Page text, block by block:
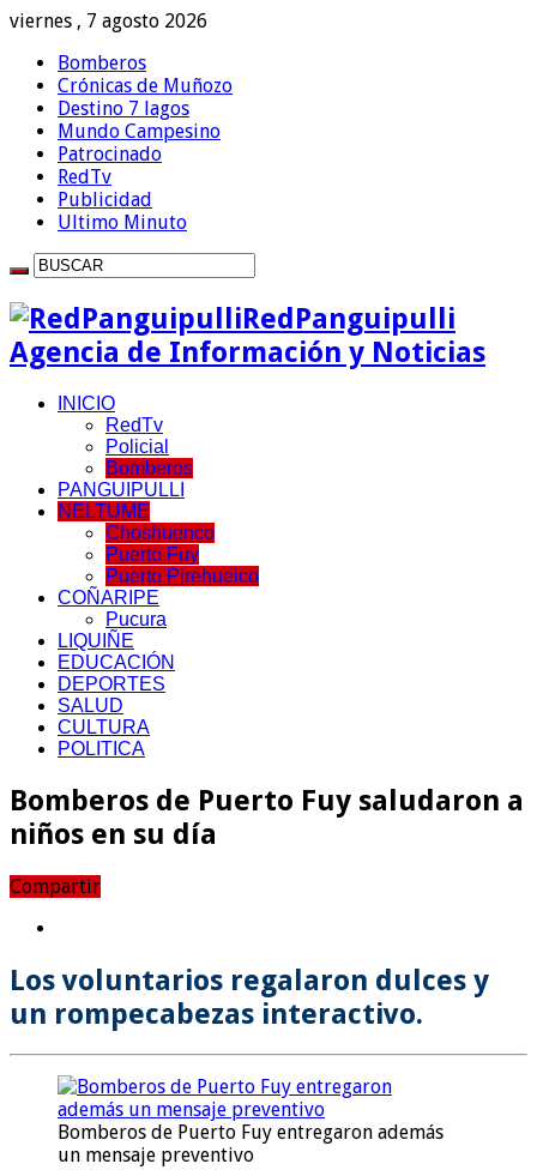
viernes , 7 agosto 2026
Bomberos
Crónicas de Muñozo
Destino 7 lagos
Mundo Campesino
Patrocinado
RedTv
Publicidad
Ultimo Minuto
RedPanguipulli
Agencia de Información y Noticias
INICIO
RedTv
Policial
Bomberos
PANGUIPULLI
NELTUME
Choshuenco
Puerto Fuy
Puerto Pirehueico
COÑARIPE
Pucura
LIQUIÑE
EDUCACIÓN
DEPORTES
SALUD
CULTURA
POLITICA
Bomberos de Puerto Fuy saludaron a
niños en su día
Compartir
Los voluntarios regalaron dulces y
un rompecabezas interactivo.
Bomberos de Puerto Fuy entregaron además
un mensaje preventivo